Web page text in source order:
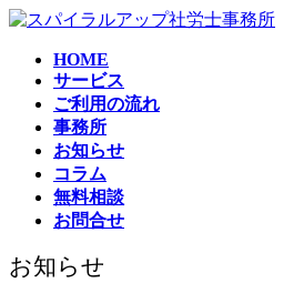
コ
ナ
HOME
サービス
ご利用の流れ
事務所
お知らせ
コラム
無料相談
お問合せ
お知らせ